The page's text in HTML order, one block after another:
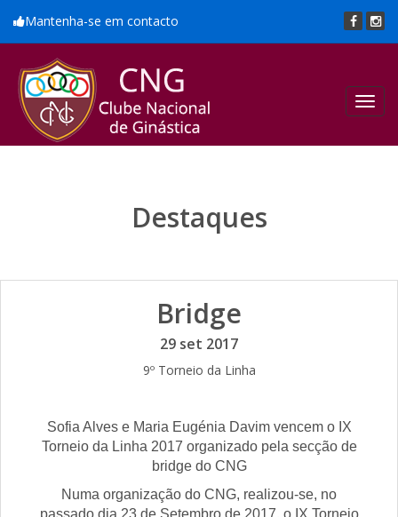
Mantenha-se em contacto
Destaques
Bridge
29 set 2017
9º Torneio da Linha
Sofia Alves e Maria Eugénia Davim vencem o IX
Torneio da Linha 2017 organizado pela secção de
bridge do CNG
Numa organização do CNG, realizou-se, no
passado dia 23 de Setembro de 2017, o IX Torneio